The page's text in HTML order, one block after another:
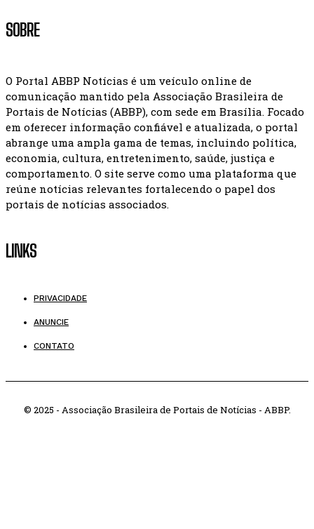
SOBRE
O Portal ABBP Notícias é um veículo online de
comunicação mantido pela Associação Brasileira de
Portais de Notícias (ABBP), com sede em Brasília. Focado
em oferecer informação confiável e atualizada, o portal
abrange uma ampla gama de temas, incluindo política,
economia, cultura, entretenimento, saúde, justiça e
comportamento. O site serve como uma plataforma que
reúne notícias relevantes fortalecendo o papel dos
portais de notícias associados.
LINKS
PRIVACIDADE
ANUNCIE
CONTATO
© 2025 - Associação Brasileira de Portais de Notícias - ABBP.